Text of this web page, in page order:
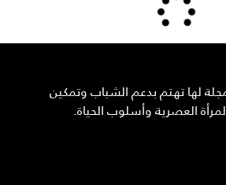
لها تهتم بدعم الشباب وتمكين
العصرية وأسلوب الحياة.